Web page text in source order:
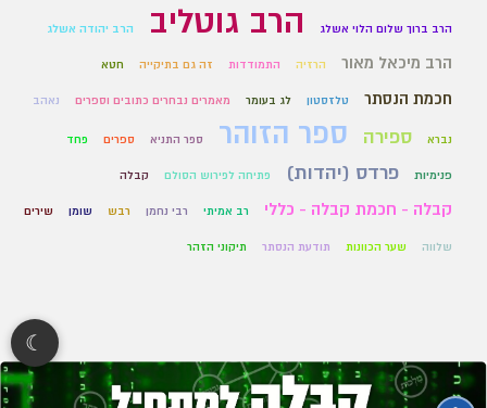
הרב ברוך שלום הלוי אשלג הרב גוטליב הרב יהודה אשלג
הרב מיכאל מאור הרזיה התמודדות זה גם בתיקייה חטא
חכמת הנסתר טלזסטון לג בעומר מאמרים נבחרים כתובים וספרים נאהב
נברא ספירה ספר הזוהר ספר התניא ספרים פחד
פנימיות פרדס (יהדות) פתיחה לפירוש הסולם קבלה
קבלה - חכמת קבלה - כללי רב אמיתי רבי נחמן רבש שומן שירים
שלווה שער הכוונות תודעת הנסתר תיקוני הזהר
☾